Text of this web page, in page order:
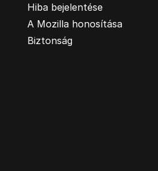
Hiba bejelentése
A Mozilla honosítása
Biztonság